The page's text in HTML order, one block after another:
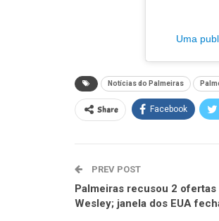
Uma
Notícias do Palmeiras
Share Facebook
PREV POST
Palmeiras recusou 2
Wesley; janela dos EUA